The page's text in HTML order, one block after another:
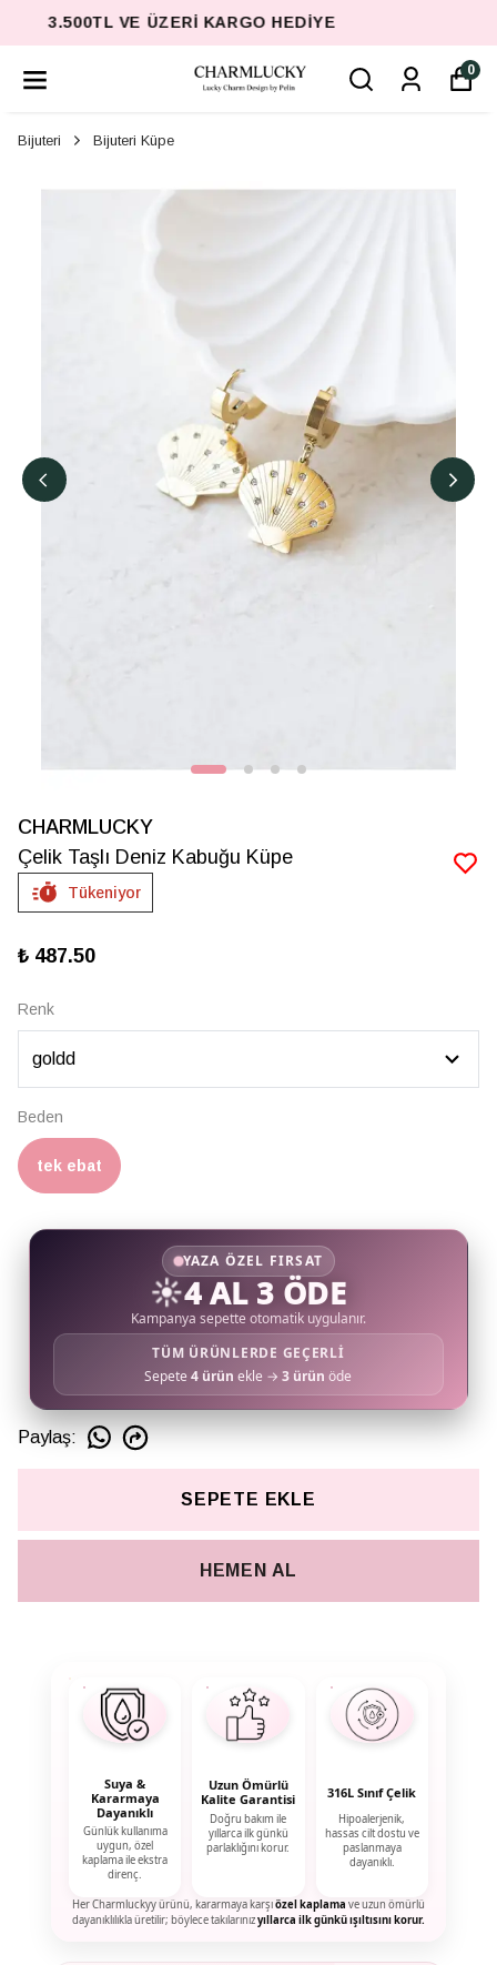
3.500TL VE ÜZERI KARGO HEDIYE
0
Bijuteri Bijuteri Küpe
CHARMLUCKY
Çelik Taşlı Deniz Kabuğu Küpe
Tükeniyor
₺ 487.50
Renk
Beden
tek ebat
YAZA ÖZEL FIRSAT
☀️4 AL 3 ÖDE
Kampanya sepette otomatik uygulanır.
TÜM ÜRÜNLERDE GEÇERLİ
Sepete4 ürün ekle →3 ürün öde
Paylaş:
SEPETE EKLE
HEMEN AL
Suya &
Kararmaya
Dayanıklı
Günlük kullanıma
uygun, özel
kaplama ile ekstra
direnç.
Uzun Ömürlü
Kalite Garantisi
Doğru bakım ile
yıllarca ilk günkü
parlaklığını korur.
316L Sınıf Çelik
Hipoalerjenik,
hassas cilt dostu ve
paslanmaya
dayanıklı.
Her Charmluckyy ürünü, kararmaya karşıözel kaplama ve uzun ömürlü
dayanıklılıkla üretilir; böylece takılarınızyıllarca ilk günkü ışıltısını korur.